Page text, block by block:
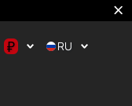
₽ RU